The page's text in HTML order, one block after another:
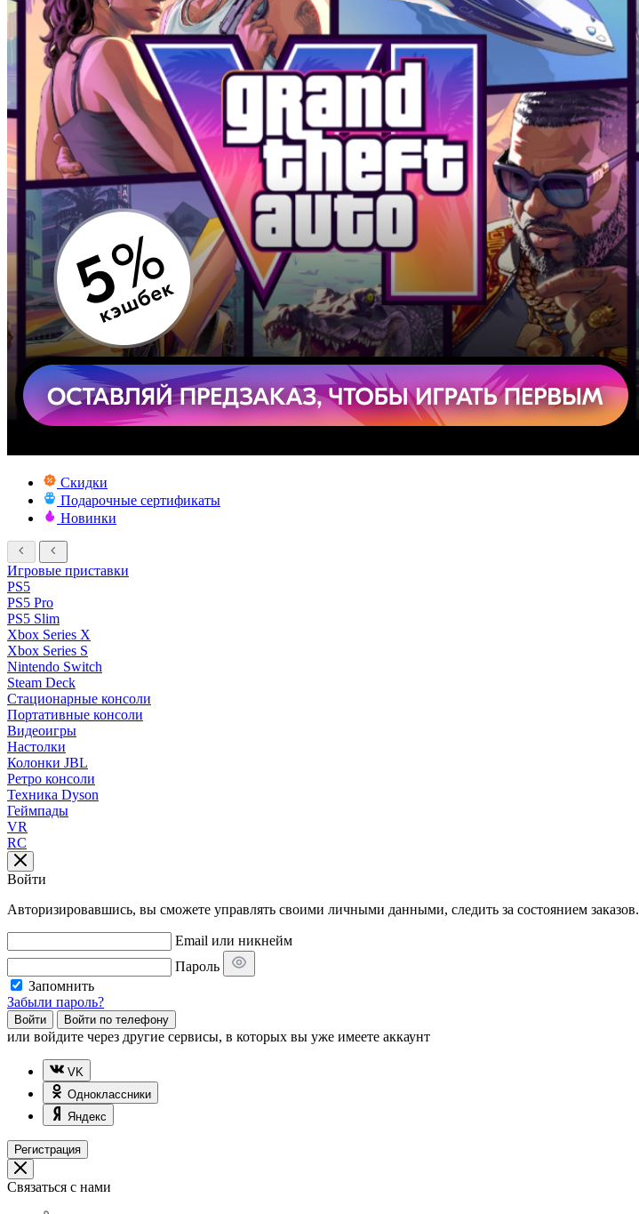
Скидки
Подарочные сертификаты
Новинки
Игровые приставки
PS5
PS5 Pro
PS5 Slim
Xbox Series X
Xbox Series S
Nintendo Switch
Steam Deck
Стационарные консоли
Портативные консоли
Видеоигры
Настолки
Колонки JBL
Ретро консоли
Техника Dyson
Геймпады
VR
RC
Войти
Авторизировавшись, вы сможете управлять своими личными данными, следить за состоянием заказов.
Email или никнейм
Пароль
Запомнить
Забыли пароль?
Войти Войти по телефону
или войдите через другие сервисы, в которых вы уже имеете аккаунт
VK
Одноклассники
Яндекс
Регистрация
Связаться с нами